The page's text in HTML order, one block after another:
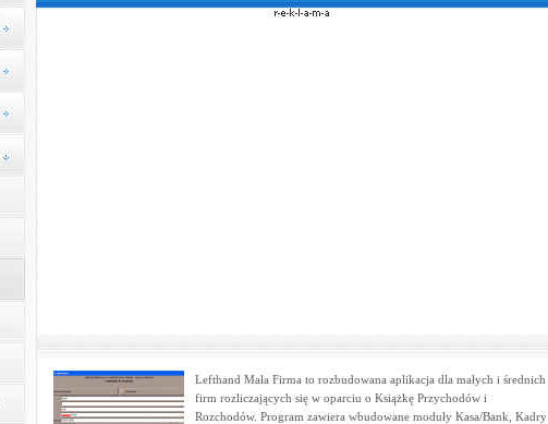
Lefthand Mała Firma to rozbudowana aplikacja dla małych i średnich
firm rozliczających się w oparciu o Książkę Przychodów i
Rozchodów. Program zawiera wbudowane moduły Kasa/Bank, Kadry